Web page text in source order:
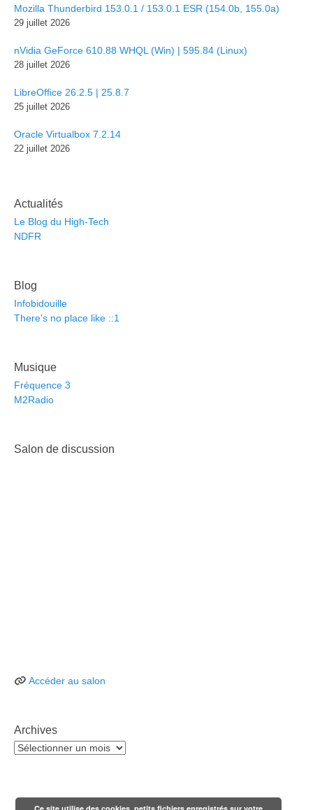
Mozilla Thunderbird 153.0.1 / 153.0.1 ESR (154.0b, 155.0a)
29 juillet 2026
nVidia GeForce 610.88 WHQL (Win) | 595.84 (Linux)
28 juillet 2026
LibreOffice 26.2.5 | 25.8.7
25 juillet 2026
Oracle Virtualbox 7.2.14
22 juillet 2026
Actualités
Le Blog du High-Tech
NDFR
Blog
Infobidouille
There's no place like ::1
Musique
Fréquence 3
M2Radio
Salon de discussion
Accéder au salon
Archives
Archives